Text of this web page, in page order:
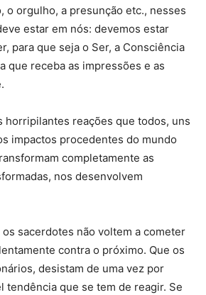
o orgulho, a presunção etc., nesses
estar em nós: devemos estar
para que seja o Ser, a Consciência
que receba as impressões e as
horripilantes reações que todos, uns
impactos procedentes do mundo
completamente as
nos desenvolvem
sacerdotes não voltem a cometer
contra o próximo. Que os
desistam de uma vez por
tendência que se tem de reagir. Se